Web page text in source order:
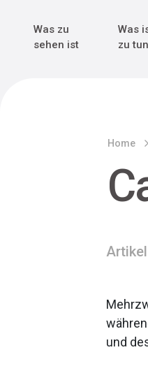
Main
Was zu
sehen ist
Was
zu tun
Home
Artikel
und